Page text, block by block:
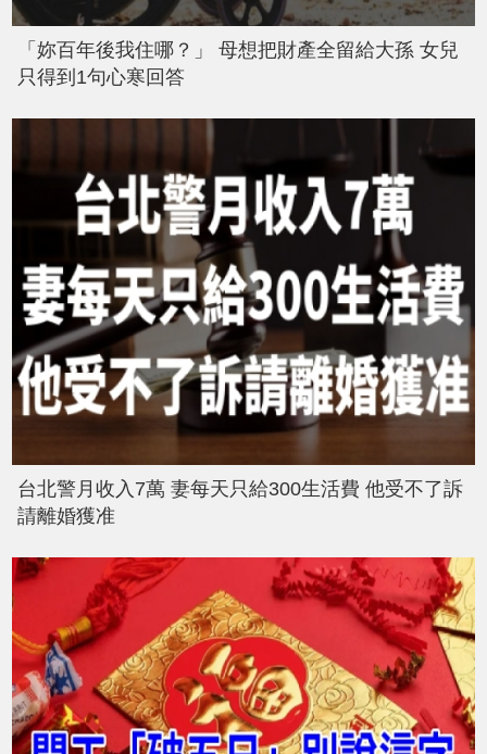
「妳百年後我住哪？」 母想把財產全留給大孫 女兒
只得到1句心寒回答
台北警月收入7萬 妻每天只給300生活費 他受不了訴
請離婚獲准